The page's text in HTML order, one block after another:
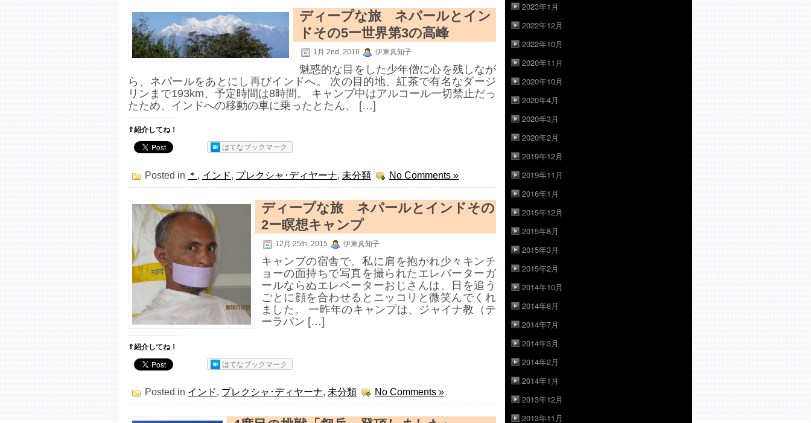
ディープな旅 ネパールとイン
ドその5ー世界第3の高峰
1月 2nd, 2016 伊東真知子
魅惑的な目をした少年僧に心を残しなが
ら、ネパールをあとにし再びインドへ。 次の目的地、紅茶で有名なダージ
リンまで193km、予定時間は8時間。 キャンプ中はアルコール一切禁止だっ
たため、インドへの移動の車に乗ったとたん、 […]
⇑紹介してね！
はてなブックマーク
Posted in ＊ , インド, プレクシャ･ディヤーナ, 未分類 No Comments »
ディープな旅 ネパールとインドその
2ー瞑想キャンプ
12月 25th, 2015 伊東真知子
キャンプの宿舎で、私に肩を抱かれ少々キンチ
ョーの面持ちで写真を撮られたエレバーターガ
ールならぬエレベーターおじさんは、日を追う
ごとに顔を合わせるとニッコリと微笑んでくれ
ました。 一昨年のキャンプは、ジャイナ教（テ
ーラパン […]
⇑紹介してね！
はてなブックマーク
Posted in インド, プレクシャ･ディヤーナ, 未分類 No Comments »
2023年1月
2022年12月
2022年10月
2020年11月
2020年10月
2020年4月
2020年3月
2020年2月
2019年12月
2019年11月
2016年1月
2015年12月
2015年8月
2015年3月
2015年2月
2014年10月
2014年8月
2014年7月
2014年3月
2014年2月
2014年1月
2013年12月
2013年11月